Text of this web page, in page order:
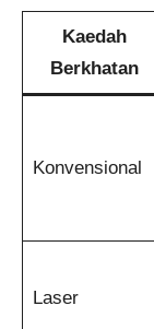
Kaedah
Berkhatan
Konvensional
Laser